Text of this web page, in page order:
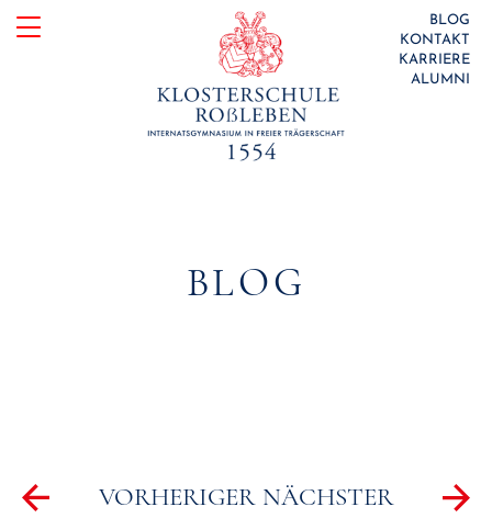
Skip
BLOG
KONTAKT
KARRIERE
ALUMNI
BLOG
Beitragsnavigation
VORHERIGER NÄCHSTER